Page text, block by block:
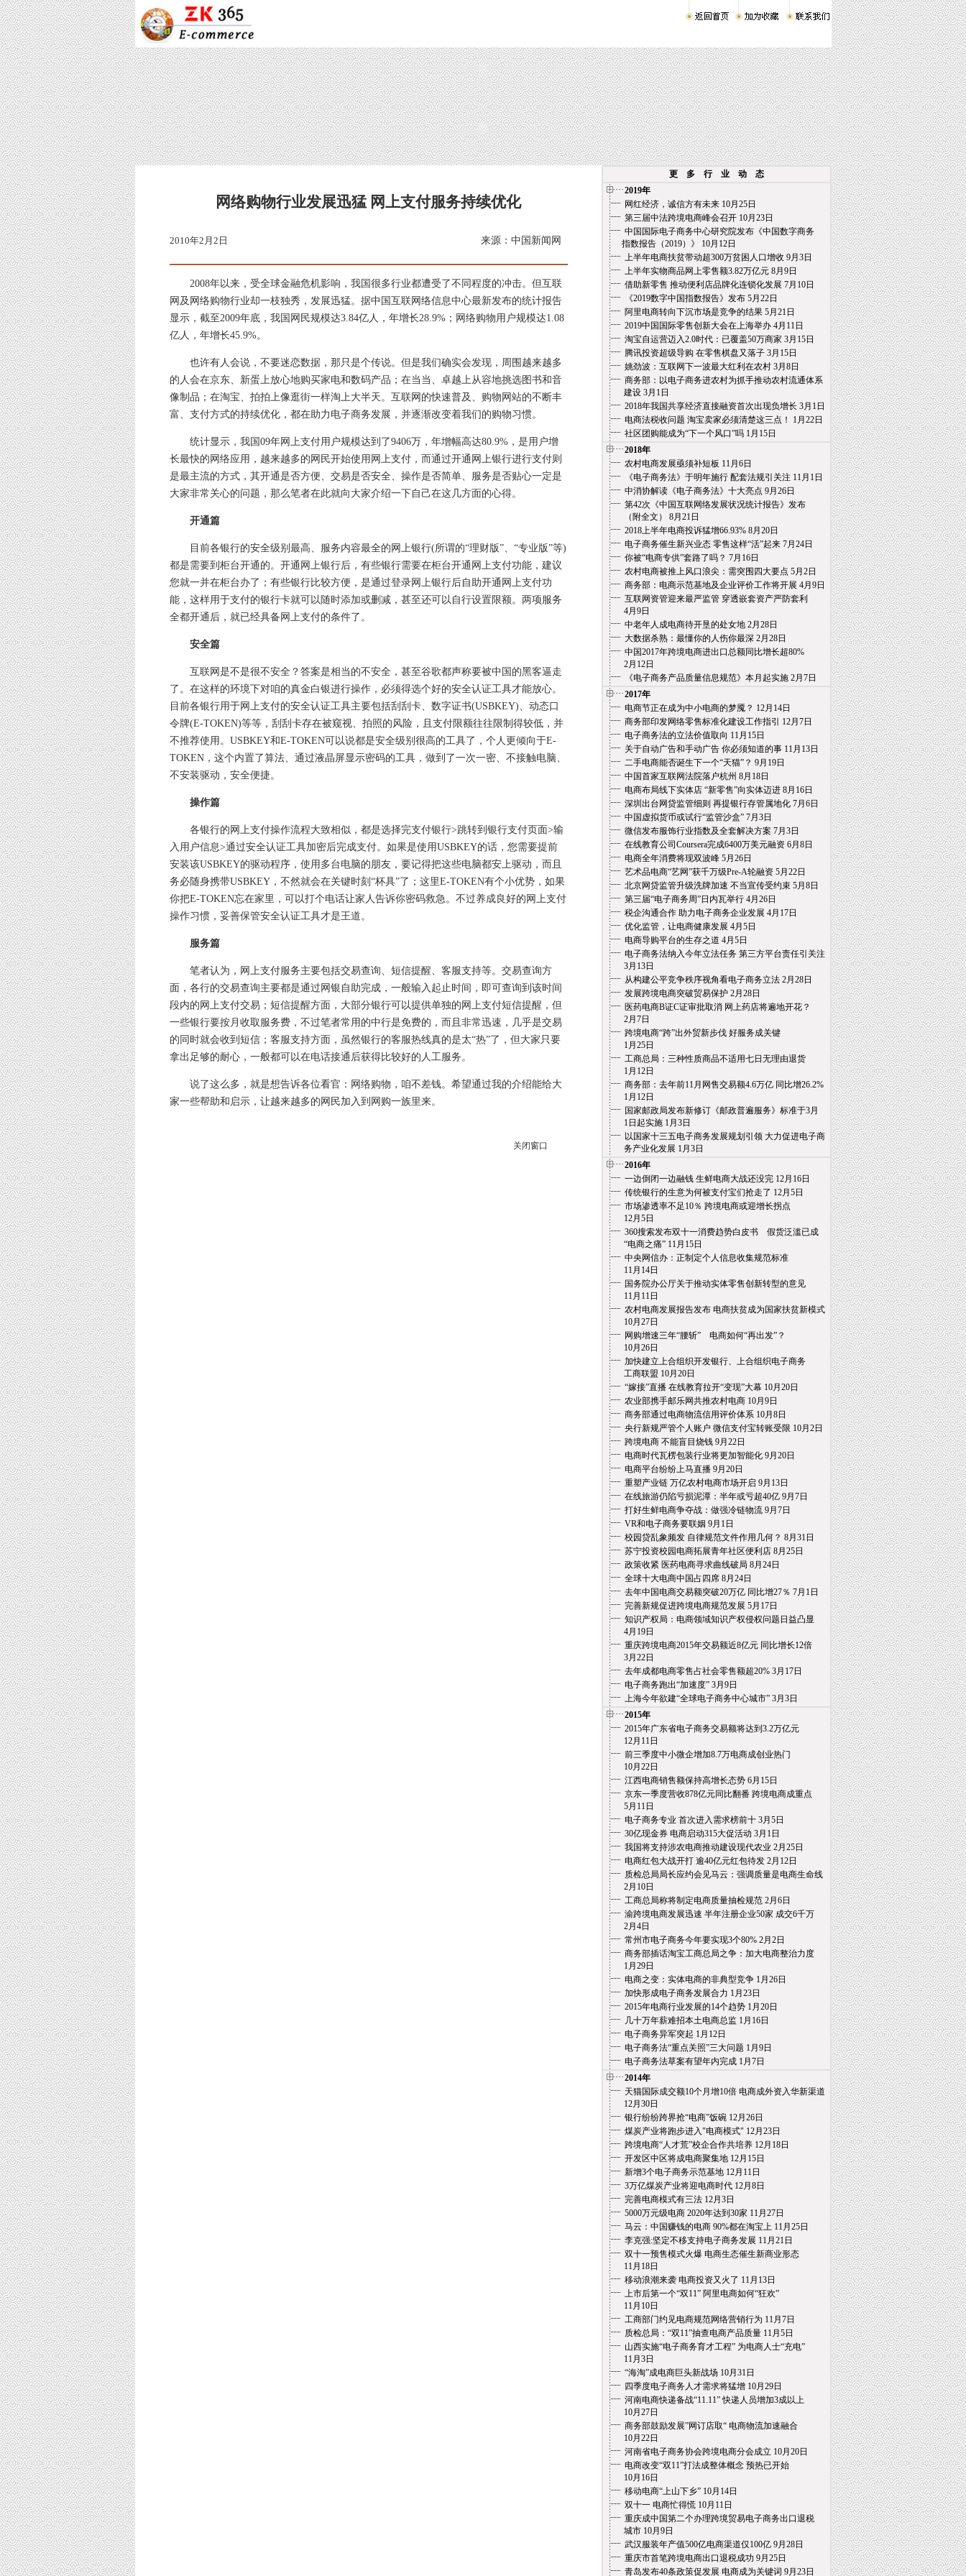
网络购物行业发展迅猛 网上支付服务持续优化
2010年2月2日 来源：中国新闻网
2008年以来，受全球金融危机影响，我国很多行业都遭受了不同程度的冲击。但互联
网及网络购物行业却一枝独秀，发展迅猛。据中国互联网络信息中心最新发布的统计报告
显示，截至2009年底，我国网民规模达3.84亿人，年增长28.9%；网络购物用户规模达1.08
亿人，年增长45.9%。
也许有人会说，不要迷恋数据，那只是个传说。但是我们确实会发现，周围越来越多
的人会在京东、新蛋上放心地购买家电和数码产品；在当当、卓越上从容地挑选图书和音
像制品；在淘宝、拍拍上像逛街一样淘上大半天。互联网的快速普及、购物网站的不断丰
富、支付方式的持续优化，都在助力电子商务发展，并逐渐改变着我们的购物习惯。
统计显示，我国09年网上支付用户规模达到了9406万，年增幅高达80.9%，是用户增
长最快的网络应用，越来越多的网民开始使用网上支付，而通过开通网上银行进行支付则
是最主流的方式，其开通是否方便、交易是否安全、操作是否简单、服务是否贴心一定是
大家非常关心的问题，那么笔者在此就向大家介绍一下自己在这几方面的心得。
开通篇
目前各银行的安全级别最高、服务内容最全的网上银行(所谓的“理财版”、“专业版”等)
都是需要到柜台开通的。开通网上银行后，有些银行需要在柜台开通网上支付功能，建议
您就一并在柜台办了；有些银行比较方便，是通过登录网上银行后自助开通网上支付功
能，这样用于支付的银行卡就可以随时添加或删减，甚至还可以自行设置限额。两项服务
全都开通后，就已经具备网上支付的条件了。
安全篇
互联网是不是很不安全？答案是相当的不安全，甚至谷歌都声称要被中国的黑客逼走
了。在这样的环境下对咱的真金白银进行操作，必须得选个好的安全认证工具才能放心。
目前各银行用于网上支付的安全认证工具主要包括刮刮卡、数字证书(USBKEY)、动态口
令牌(E-TOKEN)等等，刮刮卡存在被窥视、拍照的风险，且支付限额往往限制得较低，并
不推荐使用。USBKEY和E-TOKEN可以说都是安全级别很高的工具了，个人更倾向于E-
TOKEN，这个内置了算法、通过液晶屏显示密码的工具，做到了一次一密、不接触电脑、
不安装驱动，安全便捷。
操作篇
各银行的网上支付操作流程大致相似，都是选择完支付银行>跳转到银行支付页面>输
入用户信息>通过安全认证工具加密后完成支付。如果是使用USBKEY的话，您需要提前
安装该USBKEY的驱动程序，使用多台电脑的朋友，要记得把这些电脑都安上驱动，而且
务必随身携带USBKEY，不然就会在关键时刻“杯具”了；这里E-TOKEN有个小优势，如果
你把E-TOKEN忘在家里，可以打个电话让家人告诉你密码救急。不过养成良好的网上支付
操作习惯，妥善保管安全认证工具才是王道。
服务篇
笔者认为，网上支付服务主要包括交易查询、短信提醒、客服支持等。交易查询方
面，各行的交易查询主要都是通过网银自助完成，一般输入起止时间，即可查询到该时间
段内的网上支付交易；短信提醒方面，大部分银行可以提供单独的网上支付短信提醒，但
一些银行要按月收取服务费，不过笔者常用的中行是免费的，而且非常迅速，几乎是交易
的同时就会收到短信；客服支持方面，虽然银行的客服热线真的是太“热”了，但大家只要
拿出足够的耐心，一般都可以在电话接通后获得比较好的人工服务。
说了这么多，就是想告诉各位看官：网络购物，咱不差钱。希望通过我的介绍能给大
家一些帮助和启示，让越来越多的网民加入到网购一族里来。
关闭窗口
更 多 行 业 动 态
2019年
网红经济，诚信方有未来 10月25日
第三届中法跨境电商峰会召开 10月23日
中国国际电子商务中心研究院发布《中国数字商务
指数报告（2019）》 10月12日
上半年电商扶贫带动超300万贫困人口增收 9月3日
上半年实物商品网上零售额3.82万亿元 8月9日
借助新零售 推动便利店品牌化连锁化发展 7月10日
《2019数字中国指数报告》发布 5月22日
阿里电商转向下沉市场是竞争的结果 5月21日
2019中国国际零售创新大会在上海举办 4月11日
淘宝自运营迈入2.0时代：已覆盖50万商家 3月15日
腾讯投资超级导购 在零售棋盘又落子 3月15日
姚劲波：互联网下一波最大红利在农村 3月8日
商务部：以电子商务进农村为抓手推动农村流通体系
建设 3月1日
2018年我国共享经济直接融资首次出现负增长 3月1日
电商法税收问题 淘宝卖家必须清楚这三点！ 1月22日
社区团购能成为“下一个风口”吗 1月15日
2018年
农村电商发展亟须补短板 11月6日
《电子商务法》于明年施行 配套法规引关注 11月1日
中消协解读《电子商务法》十大亮点 9月26日
第42次《中国互联网络发展状况统计报告》发布
（附全文） 8月21日
2018上半年电商投诉猛增66.93% 8月20日
电子商务催生新兴业态 零售这样“活”起来 7月24日
你被“电商专供”套路了吗？ 7月16日
农村电商被推上风口浪尖：需突围四大要点 5月2日
商务部：电商示范基地及企业评价工作将开展 4月9日
互联网资管迎来最严监管 穿透嵌套资产严防套利
4月9日
中老年人成电商待开垦的处女地 2月28日
大数据杀熟：最懂你的人伤你最深 2月28日
中国2017年跨境电商进出口总额同比增长超80%
2月12日
《电子商务产品质量信息规范》本月起实施 2月7日
2017年
电商节正在成为中小电商的梦魇？ 12月14日
商务部印发网络零售标准化建设工作指引 12月7日
电子商务法的立法价值取向 11月15日
关于自动广告和手动广告 你必须知道的事 11月13日
二手电商能否诞生下一个“天猫”？ 9月19日
中国首家互联网法院落户杭州 8月18日
电商布局线下实体店 “新零售”向实体迈进 8月16日
深圳出台网贷监管细则 再提银行存管属地化 7月6日
中国虚拟货币或试行“监管沙盒” 7月3日
微信发布服饰行业指数及全套解决方案 7月3日
在线教育公司Coursera完成6400万美元融资 6月8日
电商全年消费将现双波峰 5月26日
艺术品电商“艺网”获千万级Pre-A轮融资 5月22日
北京网贷监管升级洗牌加速 不当宣传受约束 5月8日
第三届“电子商务周”日内瓦举行 4月26日
税企沟通合作 助力电子商务企业发展 4月17日
优化监管，让电商健康发展 4月5日
电商导购平台的生存之道 4月5日
电子商务法纳入今年立法任务 第三方平台责任引关注
3月13日
从构建公平竞争秩序视角看电子商务立法 2月28日
发展跨境电商突破贸易保护 2月28日
医药电商B证C证审批取消 网上药店将遍地开花？
2月7日
跨境电商“跨”出外贸新步伐 好服务成关键
1月25日
工商总局：三种性质商品不适用七日无理由退货
1月12日
商务部：去年前11月网售交易额4.6万亿 同比增26.2%
1月12日
国家邮政局发布新修订《邮政普遍服务》标准于3月
1日起实施 1月3日
以国家十三五电子商务发展规划引领 大力促进电子商
务产业化发展 1月3日
2016年
一边倒闭一边融钱 生鲜电商大战还没完 12月16日
传统银行的生意为何被支付宝们抢走了 12月5日
市场渗透率不足10％ 跨境电商或迎增长拐点
12月5日
360搜索发布双十一消费趋势白皮书 假货泛滥已成
“电商之痛” 11月15日
中央网信办：正制定个人信息收集规范标准
11月14日
国务院办公厅关于推动实体零售创新转型的意见
11月11日
农村电商发展报告发布 电商扶贫成为国家扶贫新模式
10月27日
网购增速三年“腰斩” 电商如何“再出发”？
10月26日
加快建立上合组织开发银行、上合组织电子商务
工商联盟 10月20日
“嫁接”直播 在线教育拉开“变现”大幕 10月20日
农业部携手邮乐网共推农村电商 10月9日
商务部通过电商物流信用评价体系 10月8日
央行新规严管个人账户 微信支付宝转账受限 10月2日
跨境电商 不能盲目烧钱 9月22日
电商时代瓦楞包装行业将更加智能化 9月20日
电商平台纷纷上马直播 9月20日
重塑产业链 万亿农村电商市场开启 9月13日
在线旅游仍陷亏损泥潭：半年或亏超40亿 9月7日
打好生鲜电商争夺战：做强冷链物流 9月7日
VR和电子商务要联姻 9月1日
校园贷乱象频发 自律规范文件作用几何？ 8月31日
苏宁投资校园电商拓展青年社区便利店 8月25日
政策收紧 医药电商寻求曲线破局 8月24日
全球十大电商中国占四席 8月24日
去年中国电商交易额突破20万亿 同比增27％ 7月1日
完善新规促进跨境电商规范发展 5月17日
知识产权局：电商领域知识产权侵权问题日益凸显
4月19日
重庆跨境电商2015年交易额近8亿元 同比增长12倍
3月22日
去年成都电商零售占社会零售额超20% 3月17日
电子商务跑出“加速度” 3月9日
上海今年欲建“全球电子商务中心城市” 3月3日
2015年
2015年广东省电子商务交易额将达到3.2万亿元
12月11日
前三季度中小微企增加8.7万电商成创业热门
10月22日
江西电商销售额保持高增长态势 6月15日
京东一季度营收878亿元同比翻番 跨境电商成重点
5月11日
电子商务专业 首次进入需求榜前十 3月5日
30亿现金券 电商启动315大促活动 3月1日
我国将支持涉农电商推动建设现代农业 2月25日
电商红包大战开打 逾40亿元红包待发 2月12日
质检总局局长应约会见马云：强调质量是电商生命线
2月10日
工商总局称将制定电商质量抽检规范 2月6日
渝跨境电商发展迅速 半年注册企业50家 成交6千万
2月4日
常州市电子商务今年要实现3个80% 2月2日
商务部插话淘宝工商总局之争：加大电商整治力度
1月29日
电商之变：实体电商的非典型竞争 1月26日
加快形成电子商务发展合力 1月23日
2015年电商行业发展的14个趋势 1月20日
几十万年薪难招本土电商总监 1月16日
电子商务异军突起 1月12日
电子商务法“重点关照”三大问题 1月9日
电子商务法草案有望年内完成 1月7日
2014年
天猫国际成交额10个月增10倍 电商成外资入华新渠道
12月30日
银行纷纷跨界抢“电商”饭碗 12月26日
煤炭产业将跑步进入"电商模式" 12月23日
跨境电商“人才荒”校企合作共培养 12月18日
开发区中区将成电商聚集地 12月15日
新增3个电子商务示范基地 12月11日
3万亿煤炭产业将迎电商时代 12月8日
完善电商模式有三法 12月3日
5000万元级电商 2020年达到30家 11月27日
马云：中国赚钱的电商 90%都在淘宝上 11月25日
李克强:坚定不移支持电子商务发展 11月21日
双十一预售模式火爆 电商生态催生新商业形态
11月18日
移动浪潮来袭 电商投资又火了 11月13日
上市后第一个“双11” 阿里电商如何“狂欢”
11月10日
工商部门约见电商规范网络营销行为 11月7日
质检总局：“双11”抽查电商产品质量 11月5日
山西实施“电子商务育才工程” 为电商人士“充电”
11月3日
“海淘”成电商巨头新战场 10月31日
四季度电子商务人才需求将猛增 10月29日
河南电商快递备战“11.11” 快递人员增加3成以上
10月27日
商务部鼓励发展”网订店取“ 电商物流加速融合
10月22日
河南省电子商务协会跨境电商分会成立 10月20日
电商改变“双11”打法成整体概念 预热已开始
10月16日
移动电商“上山下乡” 10月14日
双十一 电商忙得慌 10月11日
重庆成中国第二个办理跨境贸易电子商务出口退税
城市 10月9日
武汉服装年产值500亿电商渠道仅100亿 9月28日
重庆市首笔跨境电商出口退税成功 9月25日
青岛发布40条政策促发展 电商成为关键词 9月23日